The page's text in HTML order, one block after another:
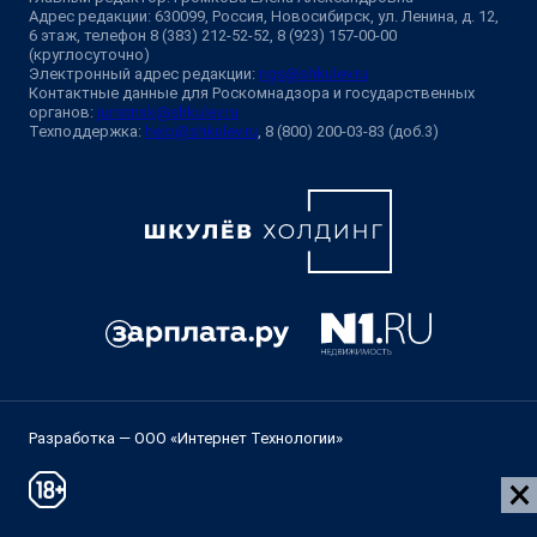
Адрес редакции: 630099, Россия, Новосибирск, ул. Ленина, д. 12,
6 этаж, телефон 8 (383) 212-52-52, 8 (923) 157-00-00
(круглосуточно)
Электронный адрес редакции: ngs@shkulev.ru
Контактные данные для Роскомнадзора и государственных
органов: juristnsk@shkulev.ru
Техподдержка: help@shkulev.ru , 8 (800) 200-03-83 (доб.3)
Разработка — ООО «Интернет Технологии»